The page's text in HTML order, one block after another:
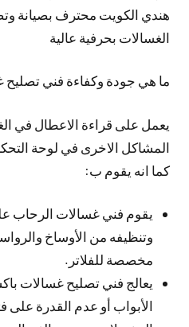
هندي الكويت محترف بصيانة
الغسالات بحرفية عالية
ما هي جودة وكفاءة فني
يعمل على قراءة الاعطال في
المشاكل الاخرى في لوحة
كما انه يقوم ب:
يقوم فني غسالات الرحاب
وتنظيفه من الأوساخ
مخصصة للفلاتر.
يعالج فني تصليح غسالات
الأبواب أو عدم القدرة على